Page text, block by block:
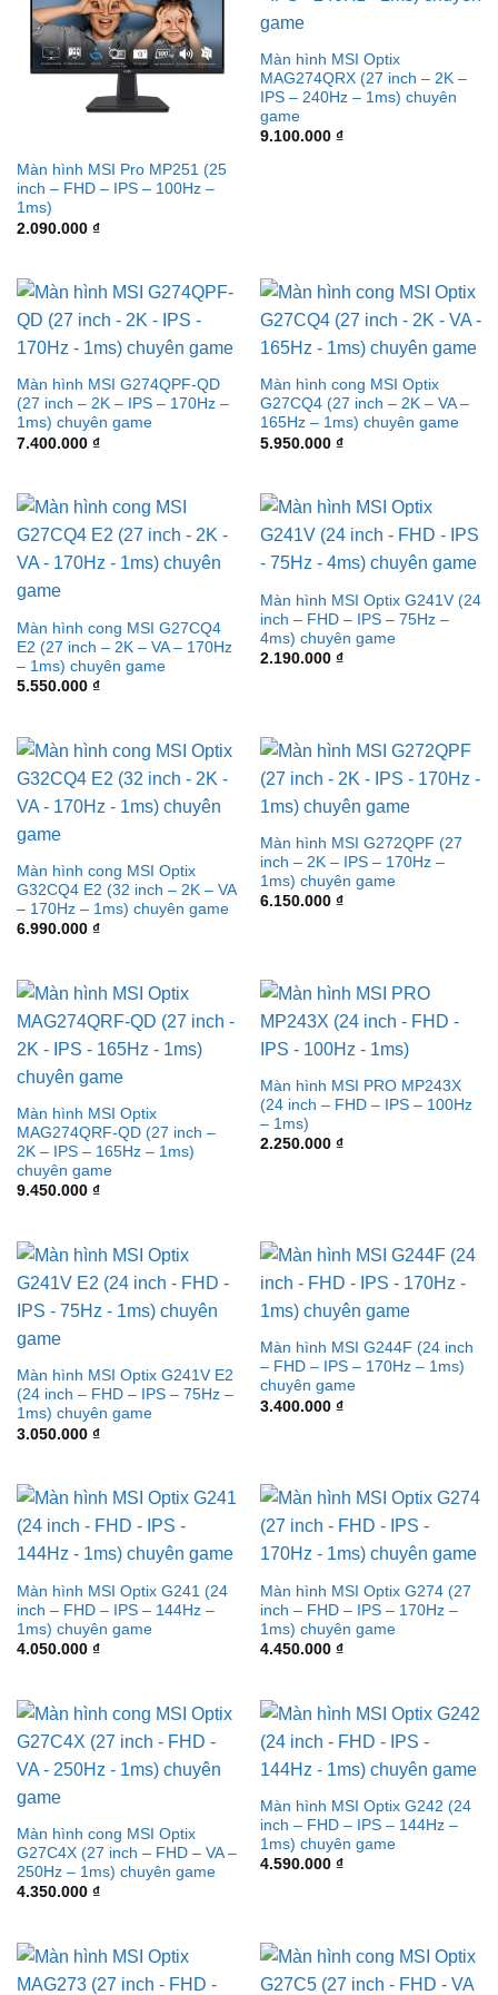
Màn hình MSI Pro MP251 (25
inch – FHD – IPS – 100Hz –
1ms)
2.090.000 ₫
Màn hình MSI Optix
MAG274QRX (27 inch – 2K –
IPS – 240Hz – 1ms) chuyên
game
9.100.000 ₫
Màn hình MSI G274QPF-QD
(27 inch – 2K – IPS – 170Hz –
1ms) chuyên game
7.400.000 ₫
Màn hình cong MSI Optix
G27CQ4 (27 inch – 2K – VA –
165Hz – 1ms) chuyên game
5.950.000 ₫
Màn hình cong MSI G27CQ4
E2 (27 inch – 2K – VA – 170Hz
– 1ms) chuyên game
5.550.000 ₫
Màn hình MSI Optix G241V (24
inch – FHD – IPS – 75Hz –
4ms) chuyên game
2.190.000 ₫
Màn hình cong MSI Optix
G32CQ4 E2 (32 inch – 2K – VA
– 170Hz – 1ms) chuyên game
6.990.000 ₫
Màn hình MSI G272QPF (27
inch – 2K – IPS – 170Hz –
1ms) chuyên game
6.150.000 ₫
Màn hình MSI Optix
MAG274QRF-QD (27 inch –
2K – IPS – 165Hz – 1ms)
chuyên game
9.450.000 ₫
Màn hình MSI PRO MP243X
(24 inch – FHD – IPS – 100Hz
– 1ms)
2.250.000 ₫
Màn hình MSI Optix G241V E2
(24 inch – FHD – IPS – 75Hz –
1ms) chuyên game
3.050.000 ₫
Màn hình MSI G244F (24 inch
– FHD – IPS – 170Hz – 1ms)
chuyên game
3.400.000 ₫
Màn hình MSI Optix G241 (24
inch – FHD – IPS – 144Hz –
1ms) chuyên game
4.050.000 ₫
Màn hình MSI Optix G274 (27
inch – FHD – IPS – 170Hz –
1ms) chuyên game
4.450.000 ₫
Màn hình cong MSI Optix
G27C4X (27 inch – FHD – VA –
250Hz – 1ms) chuyên game
4.350.000 ₫
Màn hình MSI Optix G242 (24
inch – FHD – IPS – 144Hz –
1ms) chuyên game
4.590.000 ₫